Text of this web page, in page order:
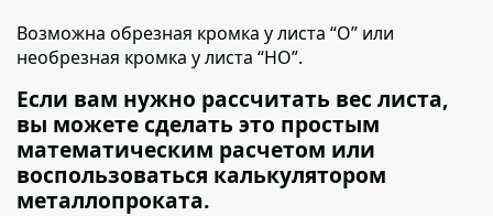
Возможна обрезная кромка у листа “О” или
необрезная кромка у листа “НО”.
Если вам нужно рассчитать вес листа,
вы можете сделать это простым
математическим расчетом или
воспользоваться калькулятором
металлопроката.